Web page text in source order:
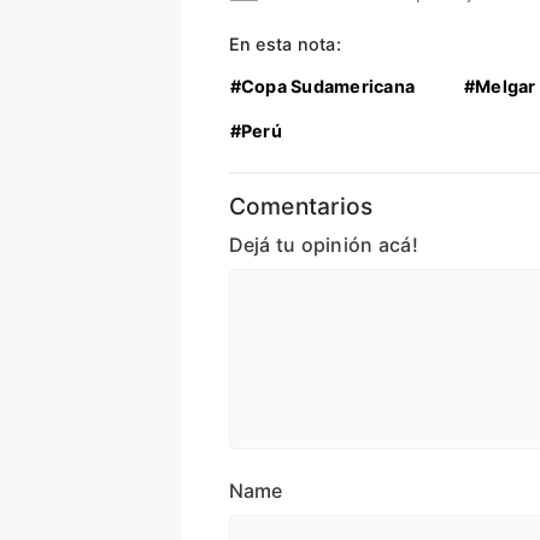
En esta nota:
#Copa Sudamericana #Melgar
#Perú
Comentarios
Dejá tu opinión acá!
Name